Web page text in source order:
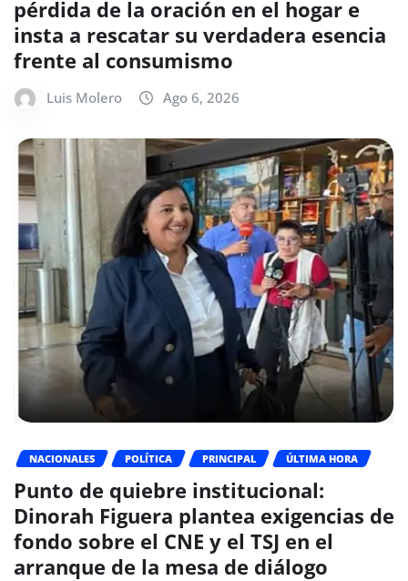
pérdida de la oración en el hogar e
insta a rescatar su verdadera esencia
frente al consumismo
Luis Molero Ago 6, 2026
NACIONALES POLÍTICA PRINCIPAL ÚLTIMA HORA
Punto de quiebre institucional:
Dinorah Figuera plantea exigencias de
fondo sobre el CNE y el TSJ en el
arranque de la mesa de diálogo